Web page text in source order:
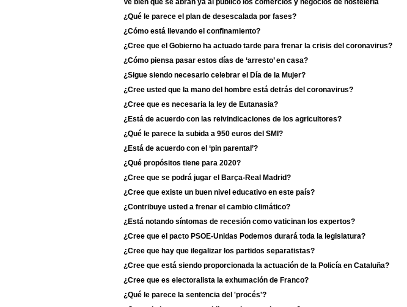
Ve bien que se abran ya al público los comercios y negocios de hostelería
¿Qué le parece el plan de desescalada por fases?
¿Cómo está llevando el confinamiento?
¿Cree que el Gobierno ha actuado tarde para frenar la crisis del coronavirus?
¿Cómo piensa pasar estos días de ‘arresto’ en casa?
¿Sigue siendo necesario celebrar el Día de la Mujer?
¿Cree usted que la mano del hombre está detrás del coronavirus?
¿Cree que es necesaria la ley de Eutanasia?
¿Está de acuerdo con las reivindicaciones de los agricultores?
¿Qué le parece la subida a 950 euros del SMI?
¿Está de acuerdo con el ‘pin parental’?
¿Qué propósitos tiene para 2020?
¿Cree que se podrá jugar el Barça-Real Madrid?
¿Cree que existe un buen nivel educativo en este país?
¿Contribuye usted a frenar el cambio climático?
¿Está notando síntomas de recesión como vaticinan los expertos?
¿Cree que el pacto PSOE-Unidas Podemos durará toda la legislatura?
¿Cree que hay que ilegalizar los partidos separatistas?
¿Cree que está siendo proporcionada la actuación de la Policía en Cataluña?
¿Cree que es electoralista la exhumación de Franco?
¿Qué le parece la sentencia del 'procés'?